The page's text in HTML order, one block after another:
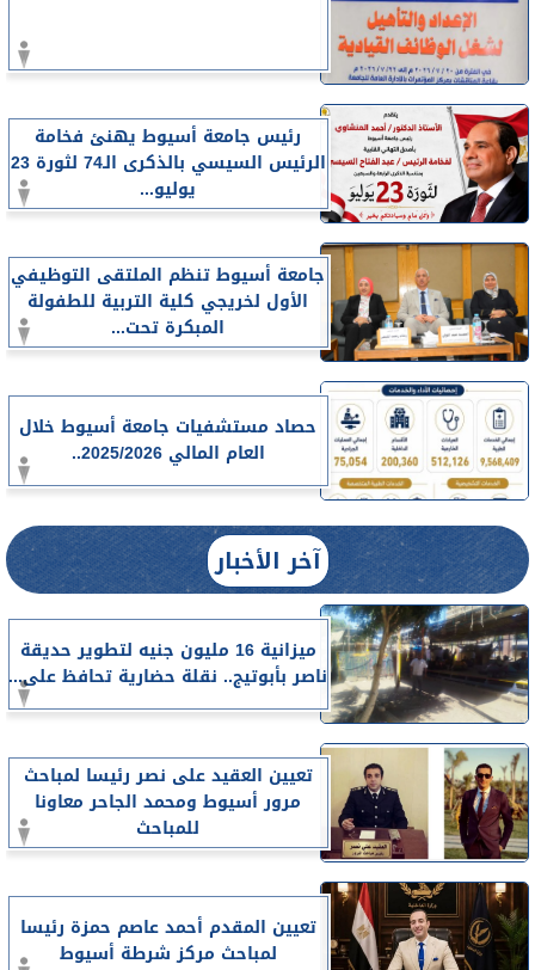
رئيس جامعة أسيوط يهنئ فخامة
الرئيس السيسي بالذكرى الـ74 لثورة 23
يوليو...
جامعة أسيوط تنظم الملتقى التوظيفي
الأول لخريجي كلية التربية للطفولة
المبكرة تحت...
حصاد مستشفيات جامعة أسيوط خلال
العام المالي 2025/2026..
آخر الأخبار
ميزانية 16 مليون جنيه لتطوير حديقة
ناصر بأبوتيج.. نقلة حضارية تحافظ على...
تعيين العقيد على نصر رئيسا لمباحث
مرور أسيوط ومحمد الجاحر معاونا
للمباحث
تعيين المقدم أحمد عاصم حمزة رئيسا
لمباحث مركز شرطة أسيوط